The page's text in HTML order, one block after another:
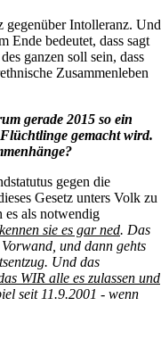
gegenüber Intolleranz. Und
Ende bedeutet, dass sagt
ganzen soll sein, dass
Zusammenleben
gerade 2015 so ein
gemacht wird.
gegen die
Gesetz unters Volk zu
es als notwendig
sie es gar ned. Das
und dann gehts
Und das
WIR alle es zulassen und
seit 11.9.2001 - wenn